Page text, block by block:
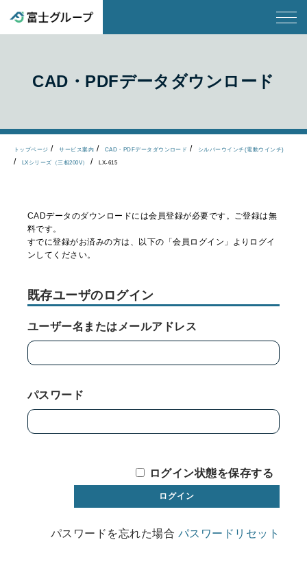
CAD・PDFデータダウンロード
トップページ サービス案内 CAD・PDFデータダウンロード シルバーウインチ(電動ウインチ)
LXシリーズ（三相200V） LX-615
CADデータのダウンロードには会員登録が必要です。ご登録は無
料です。
すでに登録がお済みの方は、以下の「会員ログイン」よりログイ
ンしてください。
既存ユーザのログイン
ユーザー名またはメールアドレス
パスワード
ログイン状態を保存する
パスワードを忘れた場合 パスワードリセット